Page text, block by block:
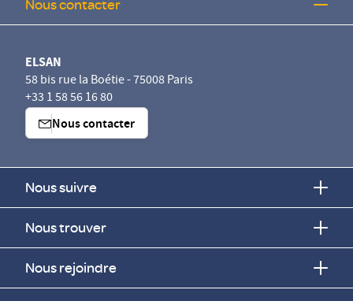
Nous contacter
ELSAN
58 bis rue la Boétie - 75008 Paris
+33 1 58 56 16 80
Nous contacter
Nous suivre
Nous trouver
Nous rejoindre